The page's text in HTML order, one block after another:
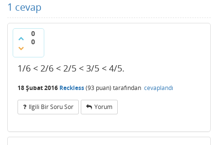
1 cevap
0
0
1/6 < 2/6 < 2/5 < 3/5 < 4/5.
18 Şubat 2016 Reckless(93 puan) tarafından cevaplandı
Ilgili Bir Soru Sor Yorum